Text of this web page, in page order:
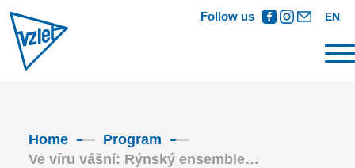
Follow us EN
Home
Program
Ve víru vášní: Rýnský ensemble…